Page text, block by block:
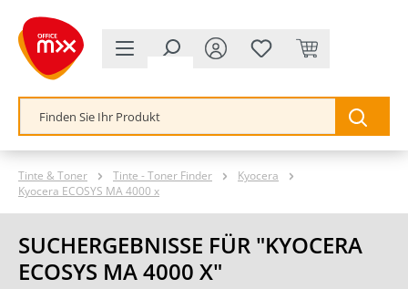
springen
Tinte & Toner Tinte - Toner Finder
Kyocera
Kyocera ECOSYS MA 4000 x
SUCHERGEBNISSE FÜR "KYOCERA
ECOSYS MA 4000 X"